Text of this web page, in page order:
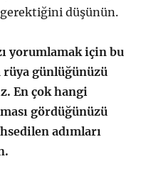
gerektiğini düşünün.
yorumlamak için bu
rüya günlüğünüzü
En çok hangi
gördüğünüzü
adımları